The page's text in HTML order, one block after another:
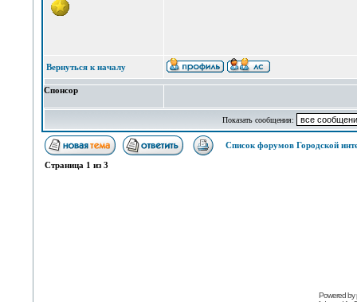
Вернуться к началу
Спонсор
Показать сообщения:
Список форумов Городской
Страница 1 из3
Powered by